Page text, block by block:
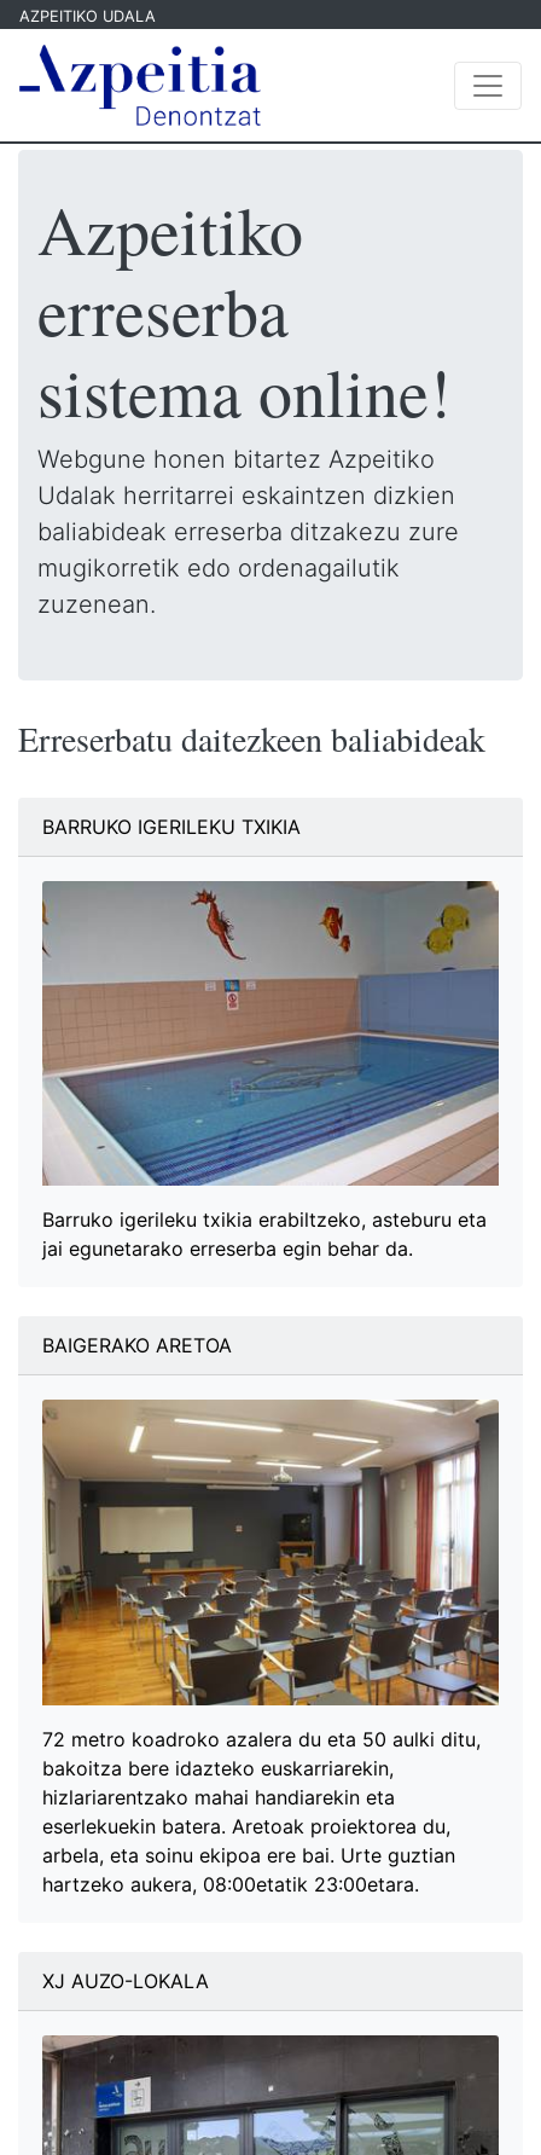
AZPEITIKO UDALA
Azpeitiko
erreserba
sistema online!
Webgune honen bitartez Azpeitiko
Udalak herritarrei eskaintzen dizkien
baliabideak erreserba ditzakezu zure
mugikorretik edo ordenagailutik
zuzenean.
Erreserbatu daitezkeen baliabideak
BARRUKO IGERILEKU TXIKIA
Barruko igerileku txikia erabiltzeko, asteburu eta
jai egunetarako erreserba egin behar da.
BAIGERAKO ARETOA
72 metro koadroko azalera du eta 50 aulki ditu,
bakoitza bere idazteko euskarriarekin,
hizlariarentzako mahai handiarekin eta
eserlekuekin batera. Aretoak proiektorea du,
arbela, eta soinu ekipoa ere bai. Urte guztian
hartzeko aukera, 08:00etatik 23:00etara.
XJ AUZO-LOKALA